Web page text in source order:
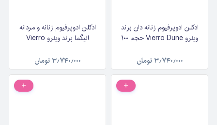
ادکلن ادوپرفیوم زنانه دان برند
ویئرو Vierro Dune حجم ۱۰۰
۳٫۷۴۰٫۰۰۰تومان
ادکلن ادوپرفیوم زنانه و مردانه
انیگما برند ویئرو Vierro
۳٫۷۴۰٫۰۰۰تومان